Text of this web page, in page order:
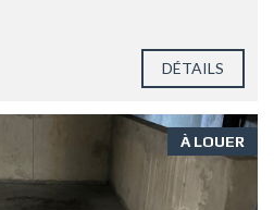
DÉTAILS
À LOUER